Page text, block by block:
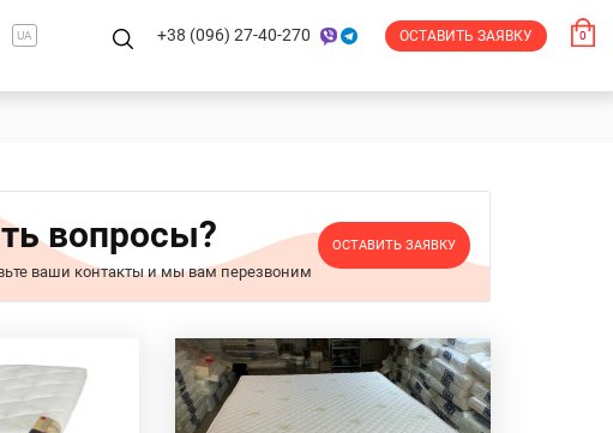
UA +38 (096) 27-40-270 ОСТАВИТЬ ЗАЯВКУ 0
вопросы?
ваши контакты и мы вам перезвоним
ОСТАВИТЬ ЗАЯВКУ